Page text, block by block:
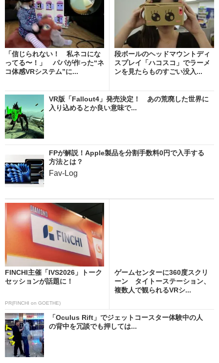
「信じられない！ 私ネコにな
ってる〜！」 パパが作った“ネ
コ体感VRシステム”に...
段ボールのヘッドマウントディ
スプレイ「ハコスコ」でラーメ
ンを見たらものすごい没入...
VR版「Fallout4」発売決定！ あの荒廃した世界に
入り込めるとか良い意味で...
FPが解説！Apple製品を分割手数料0円で入手する
方法とは？
Fav-Log
FINCHI主催「IVS2026」トーク
セッションが話題に！
PR(FINCHI on GOETHE)
ゲームセンターに360度スクリ
ーン タイトーステーション、
複数人で観られるVRシ...
「Oculus Rift」でジェットコースター体験中の人
の背中を冗談でも押しては...